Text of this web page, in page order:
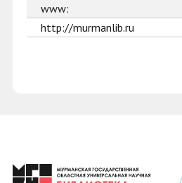
www:
http://murmanlib.ru